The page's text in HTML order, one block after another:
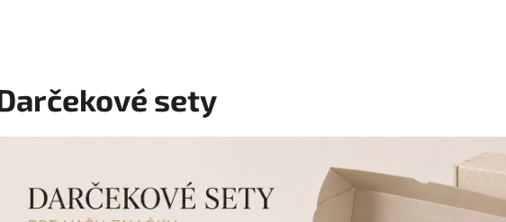
sety